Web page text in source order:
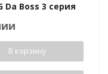
Da Boss 3 серия
В корзину